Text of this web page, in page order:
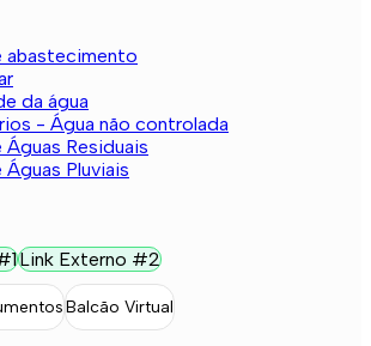
abastecimento
da água
- Água não controlada
Águas Residuais
Águas Pluviais
Link Externo #2
Balcão Virtual